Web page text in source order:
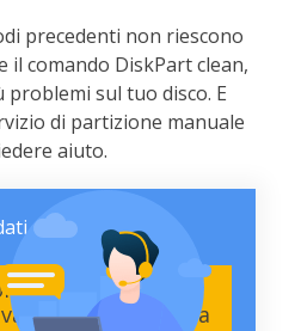
precedenti non riescono
il comando DiskPart clean,
sul tuo disco. E
di partizione manuale
aiuto.
di EaseUS
i nostri
gratuita